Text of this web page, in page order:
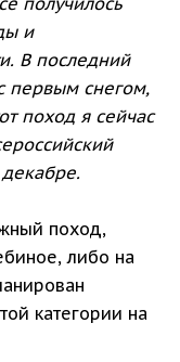
и
В последний
первым снегом,
поход я сейчас
поход,
либо на
категории на